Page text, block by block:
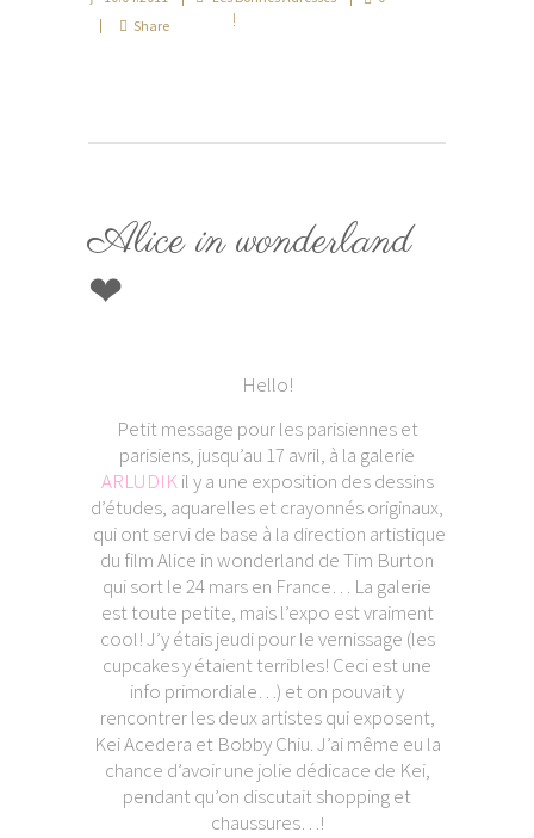
Share
Alice in wonderland
❤
Hello!
Petit message pour les parisiennes et
parisiens, jusqu’au 17 avril, à la galerie
ARLUDIKil y a une exposition des dessins
d’études, aquarelles et crayonnés originaux,
qui ont servi de base à la direction artistique
du film Alice in wonderland de Tim Burton
qui sort le 24 mars en France… La galerie
est toute petite, mais l’expo est vraiment
cool! J’y étais jeudi pour le vernissage (les
cupcakes y étaient terribles! Ceci est une
info primordiale…) et on pouvait y
rencontrer les deux artistes qui exposent,
Kei Acedera et Bobby Chiu. J’ai même eu la
chance d’avoir une jolie dédicace de Kei,
pendant qu’on discutait shopping et
chaussures…!